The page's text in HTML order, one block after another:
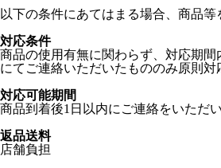
以下の条件にあてはまる場合、商品等
対応条件
商品の使用有無に関わらず、対応期
にてご連絡いただいたもののみ原則対
対応可能期間
商品到着後1日以内にご連絡をいただ
返品送料
店舗負担